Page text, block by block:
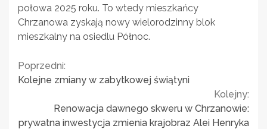
połowa 2025 roku. To wtedy mieszkańcy
Chrzanowa zyskają nowy wielorodzinny blok
mieszkalny na osiedlu Północ.
Continue
Reading
Poprzedni:
Kolejne zmiany w zabytkowej świątyni
Kolejny:
Renowacja dawnego skweru w Chrzanowie:
prywatna inwestycja zmienia krajobraz Alei Henryka